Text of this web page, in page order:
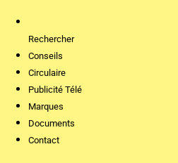
Rechercher
Conseils
Circulaire
Publicité Télé
Marques
Documents
Contact